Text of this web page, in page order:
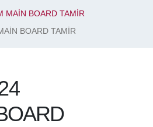
MAİN BOARD TAMİR
BOARD TAMİR